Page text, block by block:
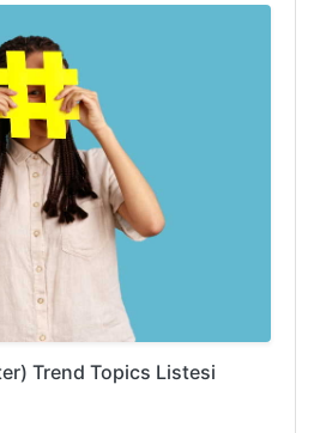
Trend Topics Listesi